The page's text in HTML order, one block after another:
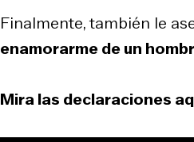
Finalmente, también le
enamorarme de un
Mira las declaraciones